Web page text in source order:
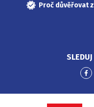
Proč důvěřovat